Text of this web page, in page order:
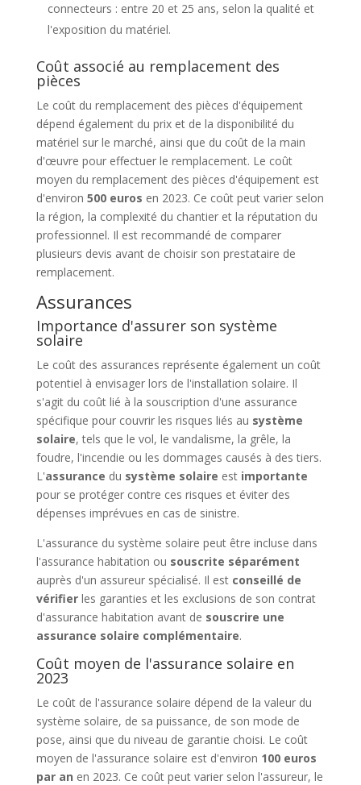
connecteurs : entre 20 et 25 ans, selon la qualité et
l'exposition du matériel.
Coût associé au remplacement des
pièces
Le coût du remplacement des pièces d'équipement
dépend également du prix et de la disponibilité du
matériel sur le marché, ainsi que du coût de la main
d'œuvre pour effectuer le remplacement. Le coût
moyen du remplacement des pièces d'équipement est
d'environ 500 euros en 2023. Ce coût peut varier selon
la région, la complexité du chantier et la réputation du
professionnel. Il est recommandé de comparer
plusieurs devis avant de choisir son prestataire de
remplacement.
Assurances
Importance d'assurer son système
solaire
Le coût des assurances représente également un coût
potentiel à envisager lors de l'installation solaire. Il
s'agit du coût lié à la souscription d'une assurance
spécifique pour couvrir les risques liés au système
solaire, tels que le vol, le vandalisme, la grêle, la
foudre, l'incendie ou les dommages causés à des tiers.
L'assurance du système solaire est importante
pour se protéger contre ces risques et éviter des
dépenses imprévues en cas de sinistre.
L'assurance du système solaire peut être incluse dans
l'assurance habitation ou souscrite séparément
auprès d'un assureur spécialisé. Il est conseillé de
vérifierles garanties et les exclusions de son contrat
d'assurance habitation avant de souscrire une
assurance solaire complémentaire.
Coût moyen de l'assurance solaire en
2023
Le coût de l'assurance solaire dépend de la valeur du
système solaire, de sa puissance, de son mode de
pose, ainsi que du niveau de garantie choisi. Le coût
moyen de l'assurance solaire est d'environ 100 euros
par an en 2023. Ce coût peut varier selon l'assureur, le